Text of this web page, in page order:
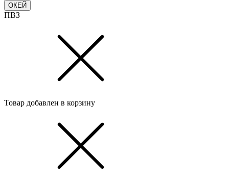
ОКЕЙ
ПВЗ
Товар добавлен в корзину